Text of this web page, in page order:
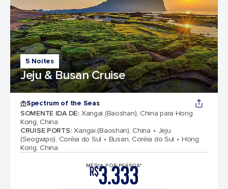
5 Noites
Jeju & Busan Cruise
Spectrum of the Seas
SOMENTE IDA DE: Xangai (Baoshan), China para Hong
Kong, China
CRUISE PORTS: Xangai (Baoshan), China
Jeju
(Seogwipo), Coréia do Sul
Busan, Coréia do Sul
Hong
Kong, China
MÉDIA POR PESSOA*
R$3.333